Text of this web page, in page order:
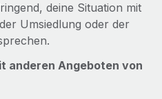
deine Situation mit
Umsiedlung oder der
anderen Angeboten von